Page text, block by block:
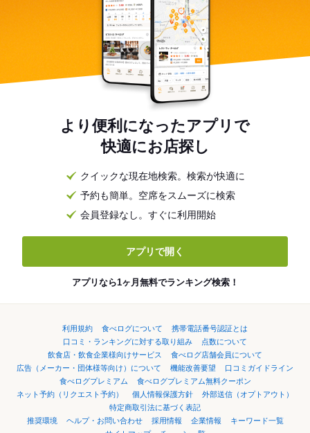
より便利になったアプリで
快適にお店探し
クイックな現在地検索。検索が快適に
予約も簡単。空席をスムーズに検索
会員登録なし。すぐに利用開始
アプリで開く
アプリなら1ヶ月無料でランキング検索！
利用規約 食べログについて
携帯電話番号認証とは
口コミ・ランキングに対する取り組み
点数について
飲食店・飲食企業様向けサービス
食べログ店舗会員について
広告（メーカー・団体様等向け）について
機能改善要望
口コミガイドライン
食べログプレミアム
食べログプレミアム無料クーポン
ネット予約（リクエスト予約）
個人情報保護方針
外部送信（オプトアウト）
特定商取引法に基づく表記
推奨環境
ヘルプ・お問い合わせ 採用情報 企業情報
キーワード一覧